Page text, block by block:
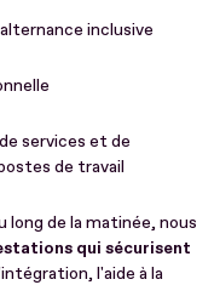
inclusive
services et de
de travail
long de la matinée, nous
qui sécurisent
l'aide à la